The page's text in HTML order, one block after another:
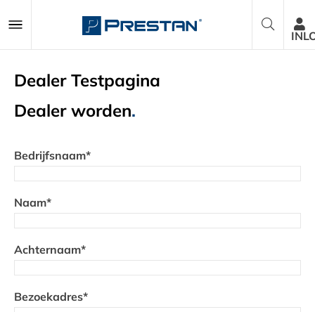
Reanimatiepoppen
Pakketten
Accessoires
Onderdelen
Over ons
Dealer Testpagina
Dealer worden.
Bedrijfsnaam*
Naam*
Achternaam*
Bezoekadres*